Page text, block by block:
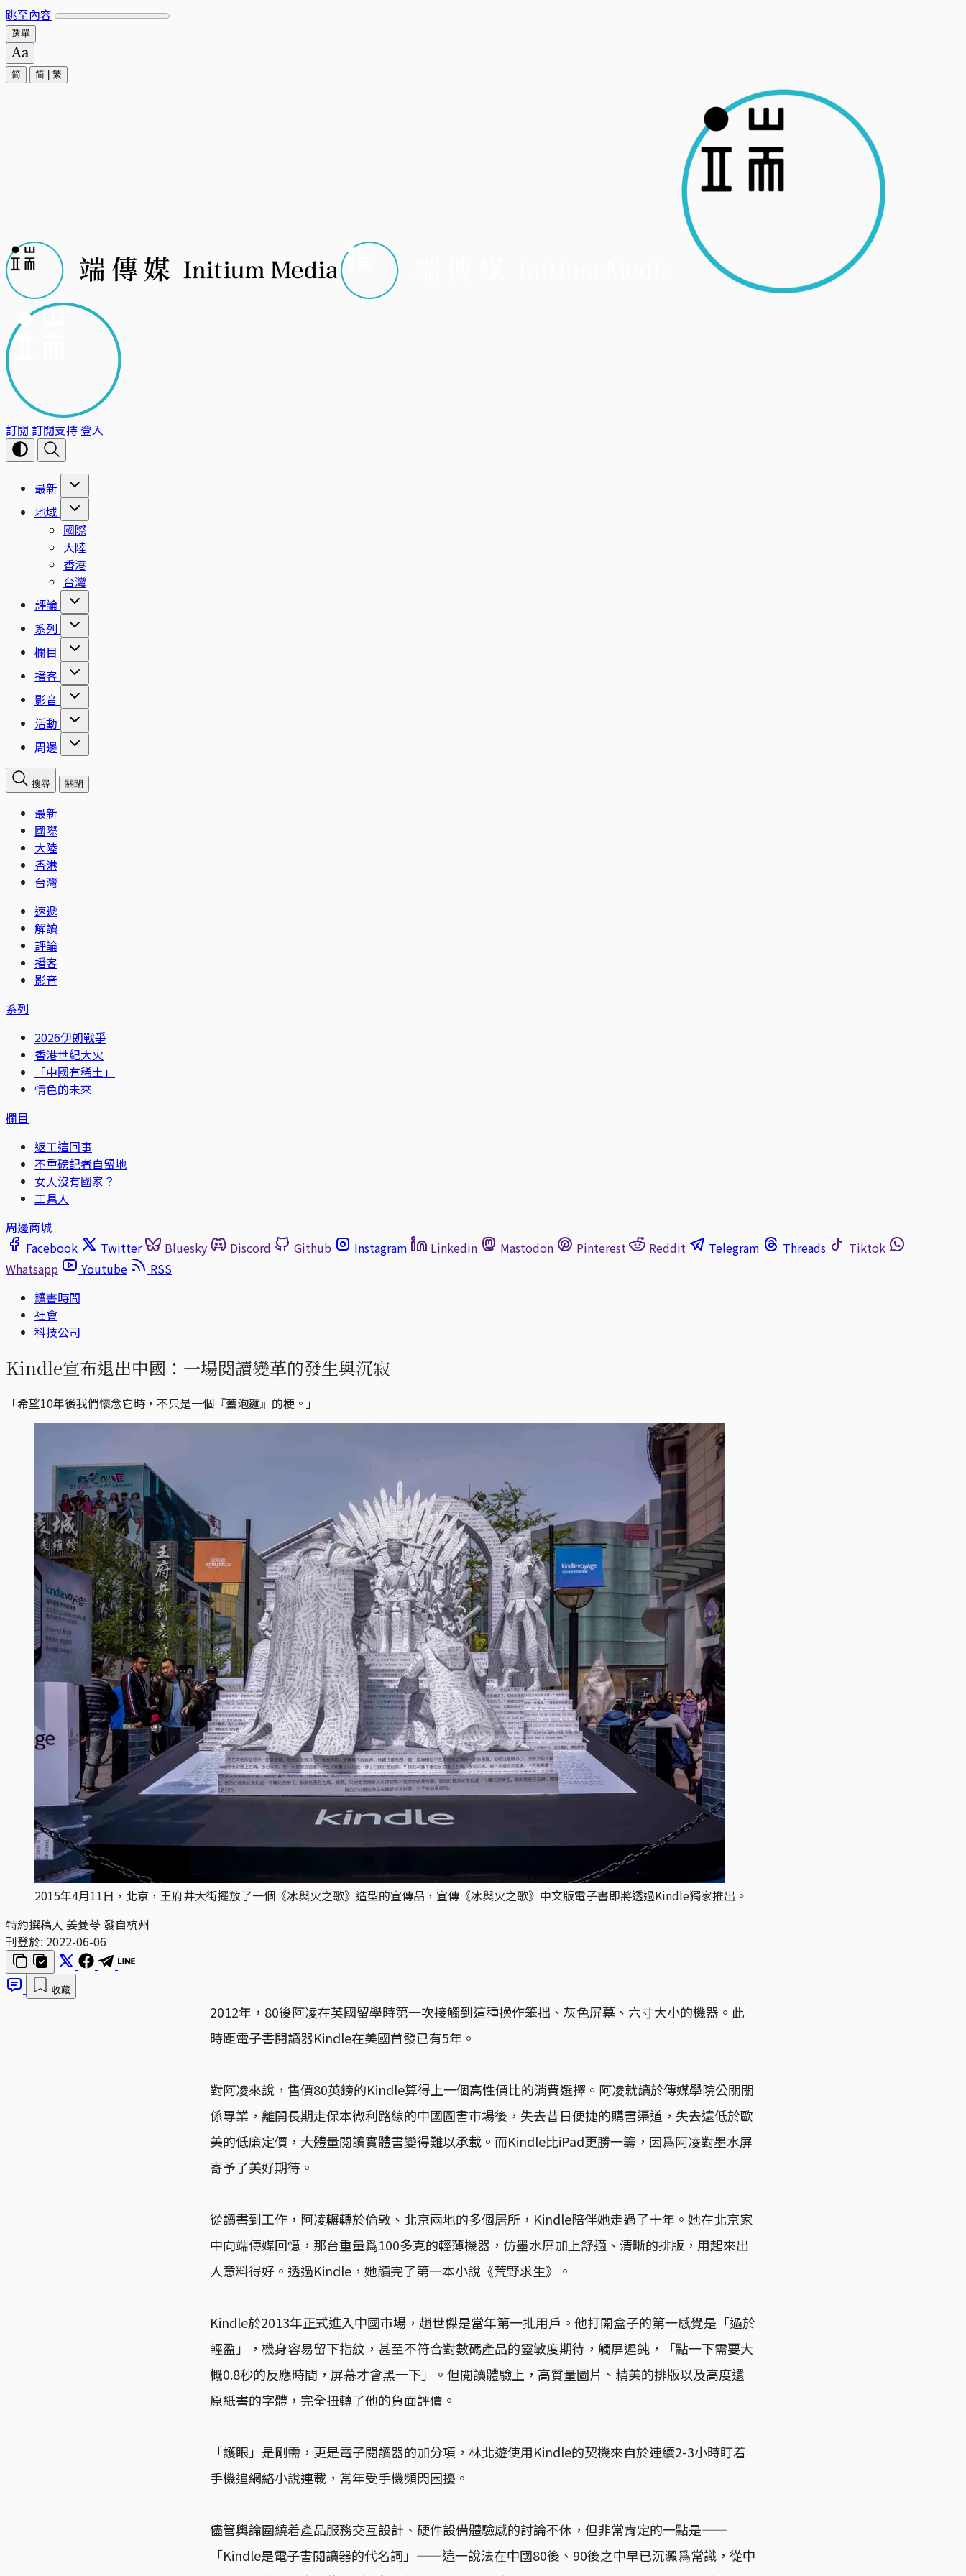
跳至內容
選單
简 简 繁
訂閱 訂閱支持登入
最新
地域
國際
大陸
香港
台灣
評論
系列
欄目
播客
影音
活動
周邊
搜尋 關閉
最新
國際
大陸
香港
台灣
速遞
解讀
評論
播客
影音
系列
2026伊朗戰爭
香港世紀大火
「中國有稀土」
情色的未來
欄目
返工這回事
不重磅記者自留地
女人沒有國家？
工具人
周邊商城
Facebook
Twitter Bluesky Discord Github Instagram Linkedin Mastodon Pinterest Reddit Telegram Threads
Tiktok
Whatsapp
Youtube
RSS
讀書時間
社會
科技公司
Kindle宣布退出中國：一場閱讀變革的發生與沉寂
「希望10年後我們懷念它時，不只是一個『蓋泡麵』的梗。」
2015年4月11日，北京，王府井大街擺放了一個《冰與火之歌》造型的宣傳品，宣傳《冰與火之歌》中文版電子書即將透過Kindle獨家推出。
特約撰稿人 姜菱苓 發自杭州
刊登於: 2022-06-06
收藏
2012年，80後阿凌在英國留學時第一次接觸到這種操作笨拙、灰色屏幕、六寸大小的機器。此
時距電子書閱讀器Kindle在美國首發已有5年。
對阿凌來說，售價80英鎊的Kindle算得上一個高性價比的消費選擇。阿凌就讀於傳媒學院公關關
係專業，離開長期走保本微利路線的中國圖書市場後，失去昔日便捷的購書渠道，失去遠低於歐
美的低廉定價，大體量閱讀實體書變得難以承載。而Kindle比iPad更勝一籌，因爲阿凌對墨水屏
寄予了美好期待。
從讀書到工作，阿凌輾轉於倫敦、北京兩地的多個居所，Kindle陪伴她走過了十年。她在北京家
中向端傳媒回憶，那台重量爲100多克的輕薄機器，仿墨水屏加上舒適、清晰的排版，用起來出
人意料得好。透過Kindle，她讀完了第一本小說《荒野求生》。
Kindle於2013年正式進入中國市場，趙世傑是當年第一批用戶。他打開盒子的第一感覺是「過於
輕盈」，機身容易留下指紋，甚至不符合對數碼產品的靈敏度期待，觸屏遲鈍，「點一下需要大
概0.8秒的反應時間，屏幕才會黑一下」。但閱讀體驗上，高質量圖片、精美的排版以及高度還
原紙書的字體，完全扭轉了他的負面評價。
「護眼」是剛需，更是電子閱讀器的加分項，林北遊使用Kindle的契機來自於連續2-3小時盯着
手機追網絡小說連載，常年受手機頻閃困擾。
儘管輿論圍繞着產品服務交互設計、硬件設備體驗感的討論不休，但非常肯定的一點是——
「Kindle是電子書閱讀器的代名詞」——這一說法在中國80後、90後之中早已沉澱爲常識，從中